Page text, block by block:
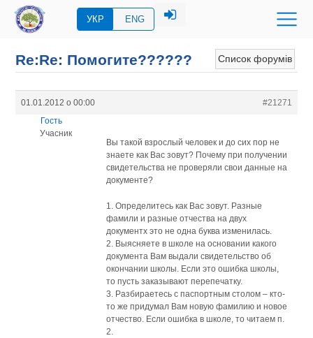
УКР ENG
Список форумів
Re:Re: Помогите??????
01.01.2012 о 00:00
#21271
Гость
Учасник
Вы такой взрослый человек и до сих пор не
знаете как Вас зовут? Почему при получении
свидетельства не проверяли свои данные на
документе?
1. Определитесь как Вас зовут. Разные
фамили и разные отчества на двух
документх это не одна буква изменилась.
2. Выясняете в школе на основании какого
документа Вам выдали свидетельство об
окончании школы. Если это ошибка школы,
то пусть заказывают перепечатку.
3. Разбираетесь с паспортным столом – кто-
то же придумал Вам новую фамилию и новое
отчество. Если ошибка в школе, то читаем п.
2.